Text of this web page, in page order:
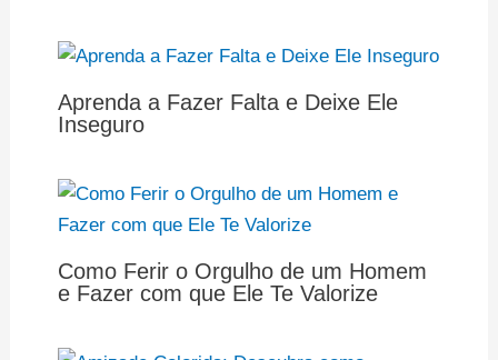
Aprenda a Fazer Falta e Deixe Ele
Inseguro
Como Ferir o Orgulho de um Homem
e Fazer com que Ele Te Valorize